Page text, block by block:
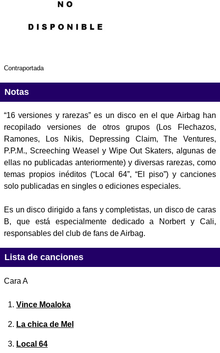
Contraportada
Notas
“16 versiones y rarezas” es un disco en el que Airbag han
recopilado versiones de otros grupos (Los Flechazos,
Ramones, Los Nikis, Depressing Claim, The Ventures,
P.P.M., Screeching Weasel y Wipe Out Skaters, algunas de
ellas no publicadas anteriormente) y diversas rarezas, como
temas propios inéditos (“Local 64”, “El piso”) y canciones
solo publicadas en singles o ediciones especiales.
Es un disco dirigido a fans y completistas, un disco de caras
B, que está especialmente dedicado a Norbert y Cali,
responsables del club de fans de Airbag.
Lista de canciones
Cara A
Vince Moaloka
La chica de Mel
Local 64